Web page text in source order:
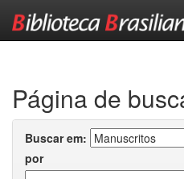
Página de
Buscar em:
por